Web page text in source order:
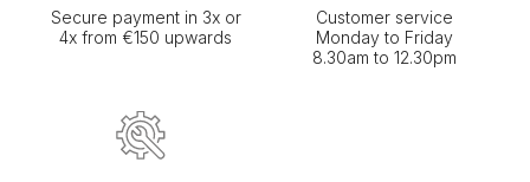
Secure payment in 3x or
4x from €150 upwards
Customer service
Monday to Friday
8.30am to 12.30pm